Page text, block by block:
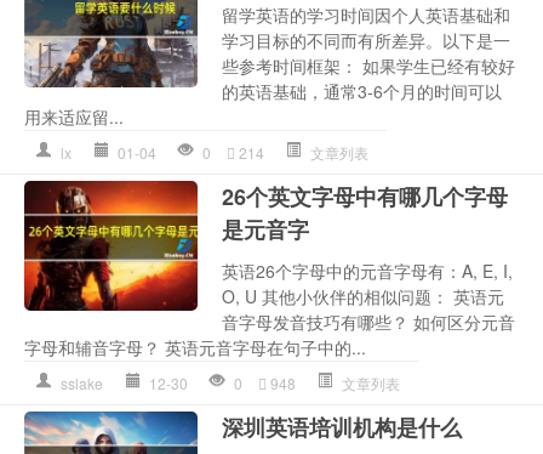
留学英语的学习时间因个人英语基础和
学习目标的不同而有所差异。以下是一
些参考时间框架： 如果学生已经有较好
的英语基础，通常3-6个月的时间可以
用来适应留...
lx 01-04 0 214 文章列表
26个英文字母中有哪几个字母
是元音字
英语26个字母中的元音字母有：A, E, I,
O, U 其他小伙伴的相似问题： 英语元
音字母发音技巧有哪些？ 如何区分元音
字母和辅音字母？ 英语元音字母在句子中的...
sslake 12-30 0 948 文章列表
深圳英语培训机构是什么